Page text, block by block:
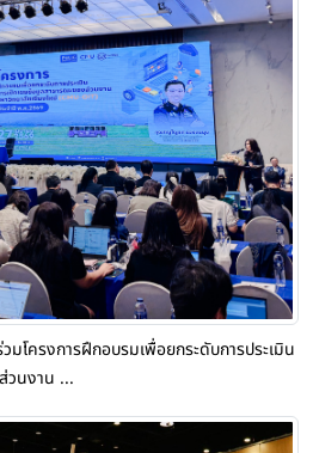
โครงการฝึกอบรมเพื่อยกระดับการประเมิน
วนงาน ...